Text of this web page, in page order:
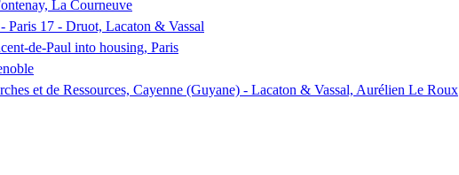
La Courneuve
Paris 17 - Druot, Lacaton & Vassal
de-Paul into housing, Paris
et de Ressources, Cayenne (Guyane) - Lacaton & Vassal, Aurélien Le Roux